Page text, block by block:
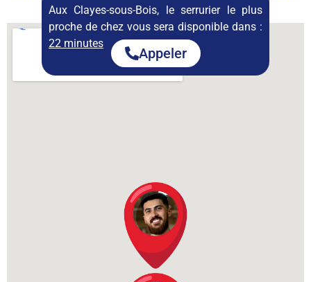
permanence
Aux Clayes-sous-Bois, le serrurier le plus
proche de chez vous sera disponible dans :
22 minutes
Appeler